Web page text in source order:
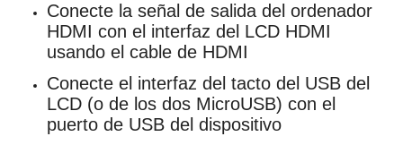
Conecte la señal de salida del ordenador
HDMI con el interfaz del LCD HDMI
usando el cable de HDMI
Conecte el interfaz del tacto del USB del
LCD (o de los dos MicroUSB) con el
puerto de USB del dispositivo